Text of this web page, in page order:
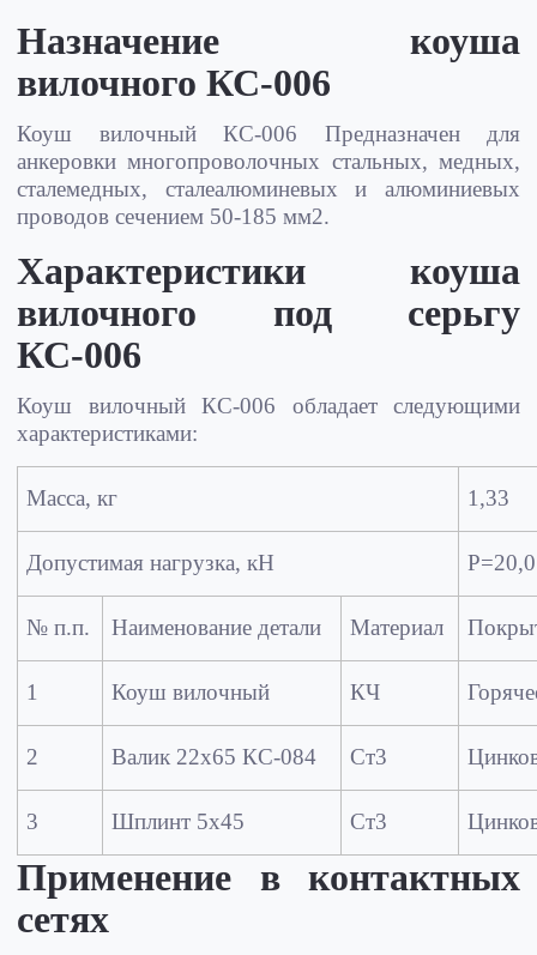
Назначение коуша
вилочного КС-006
Коуш вилочный КС-006 Предназначен для
анкеровки многопроволочных стальных, медных,
сталемедных, сталеалюминевых и алюминиевых
проводов сечением 50-185 мм2.
Характеристики коуша
вилочного под серьгу
КС-006
Коуш вилочный КС-006 обладает следующими
характеристиками:
Масса, кг 1,33
Допустимая нагрузка, кН Р=20,0
№ п.п. Наименование детали Материал
1 Коуш вилочный КЧ
2 Валик 22х65 КС-084 Ст3
3 Шплинт 5х45 Ст3
Применение в контактных
сетях